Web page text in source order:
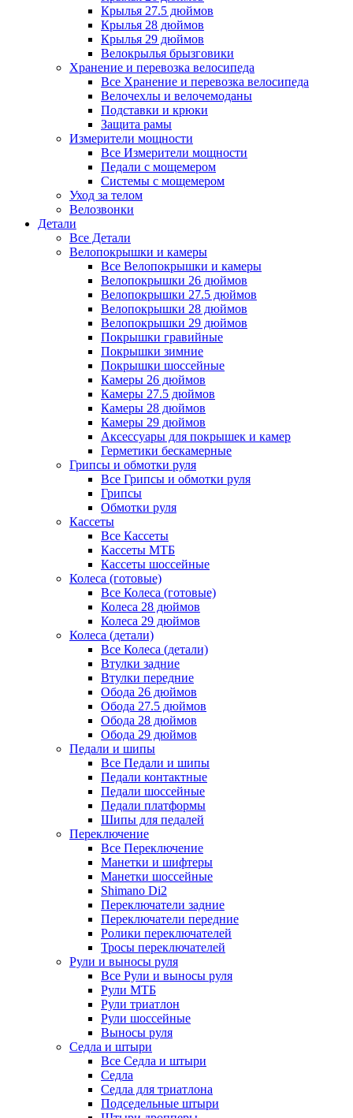
Крылья 27.5 дюймов
Крылья 28 дюймов
Крылья 29 дюймов
Велокрылья брызговики
Хранение и перевозка велосипеда
Все Хранение и перевозка велосипеда
Велочехлы и велочемоданы
Подставки и крюки
Защита рамы
Измерители мощности
Все Измерители мощности
Педали с мощемером
Системы с мощемером
Уход за телом
Велозвонки
Детали
Все Детали
Велопокрышки и камеры
Все Велопокрышки и камеры
Велопокрышки 26 дюймов
Велопокрышки 27.5 дюймов
Велопокрышки 28 дюймов
Велопокрышки 29 дюймов
Покрышки гравийные
Покрышки зимние
Покрышки шоссейные
Камеры 26 дюймов
Камеры 27.5 дюймов
Камеры 28 дюймов
Камеры 29 дюймов
Аксессуары для покрышек и камер
Герметики бескамерные
Грипсы и обмотки руля
Все Грипсы и обмотки руля
Грипсы
Обмотки руля
Кассеты
Все Кассеты
Кассеты МТБ
Кассеты шоссейные
Колеса (готовые)
Все Колеса (готовые)
Колеса 28 дюймов
Колеса 29 дюймов
Колеса (детали)
Все Колеса (детали)
Втулки задние
Втулки передние
Обода 26 дюймов
Обода 27.5 дюймов
Обода 28 дюймов
Обода 29 дюймов
Педали и шипы
Все Педали и шипы
Педали контактные
Педали шоссейные
Педали платформы
Шипы для педалей
Переключение
Все Переключение
Манетки и шифтеры
Манетки шоссейные
Shimano Di2
Переключатели задние
Переключатели передние
Ролики переключателей
Тросы переключателей
Рули и выносы руля
Все Рули и выносы руля
Рули МТБ
Рули триатлон
Рули шоссейные
Выносы руля
Седла и штыри
Все Седла и штыри
Седла
Седла для триатлона
Подседельные штыри